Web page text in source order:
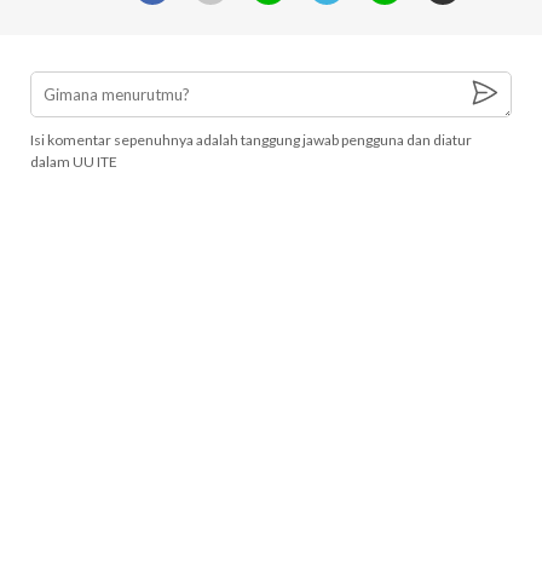
Isi komentar sepenuhnya adalah tanggung jawab pengguna dan diatur
dalam UU ITE